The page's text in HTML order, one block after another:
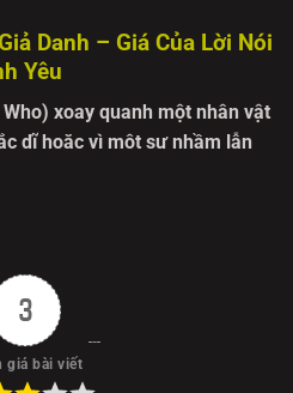
Danh – Giá Của Lời Nói
Yêu
xoay quanh một nhân vật
dĩ hoặc vì một sự nhầm lẫn
vỏ bọc của một "tỷ phú". Sự
hiểm khi anh ta rơi vào lưới
trai) đích thực, người hoàn
trá này. Những tình huống "dở
3
giá bài viết